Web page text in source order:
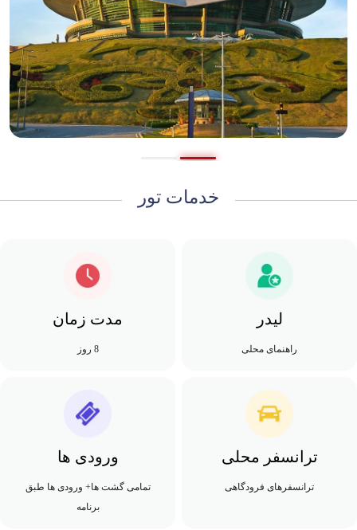
خدمات تور
لیدر
راهنمای محلی
مدت زمان
8 روز
ترانسفر محلی
ترانسفرهای فرودگاهی
ورودی ها
تمامی گشت ها+ ورودی ها طبق
برنامه